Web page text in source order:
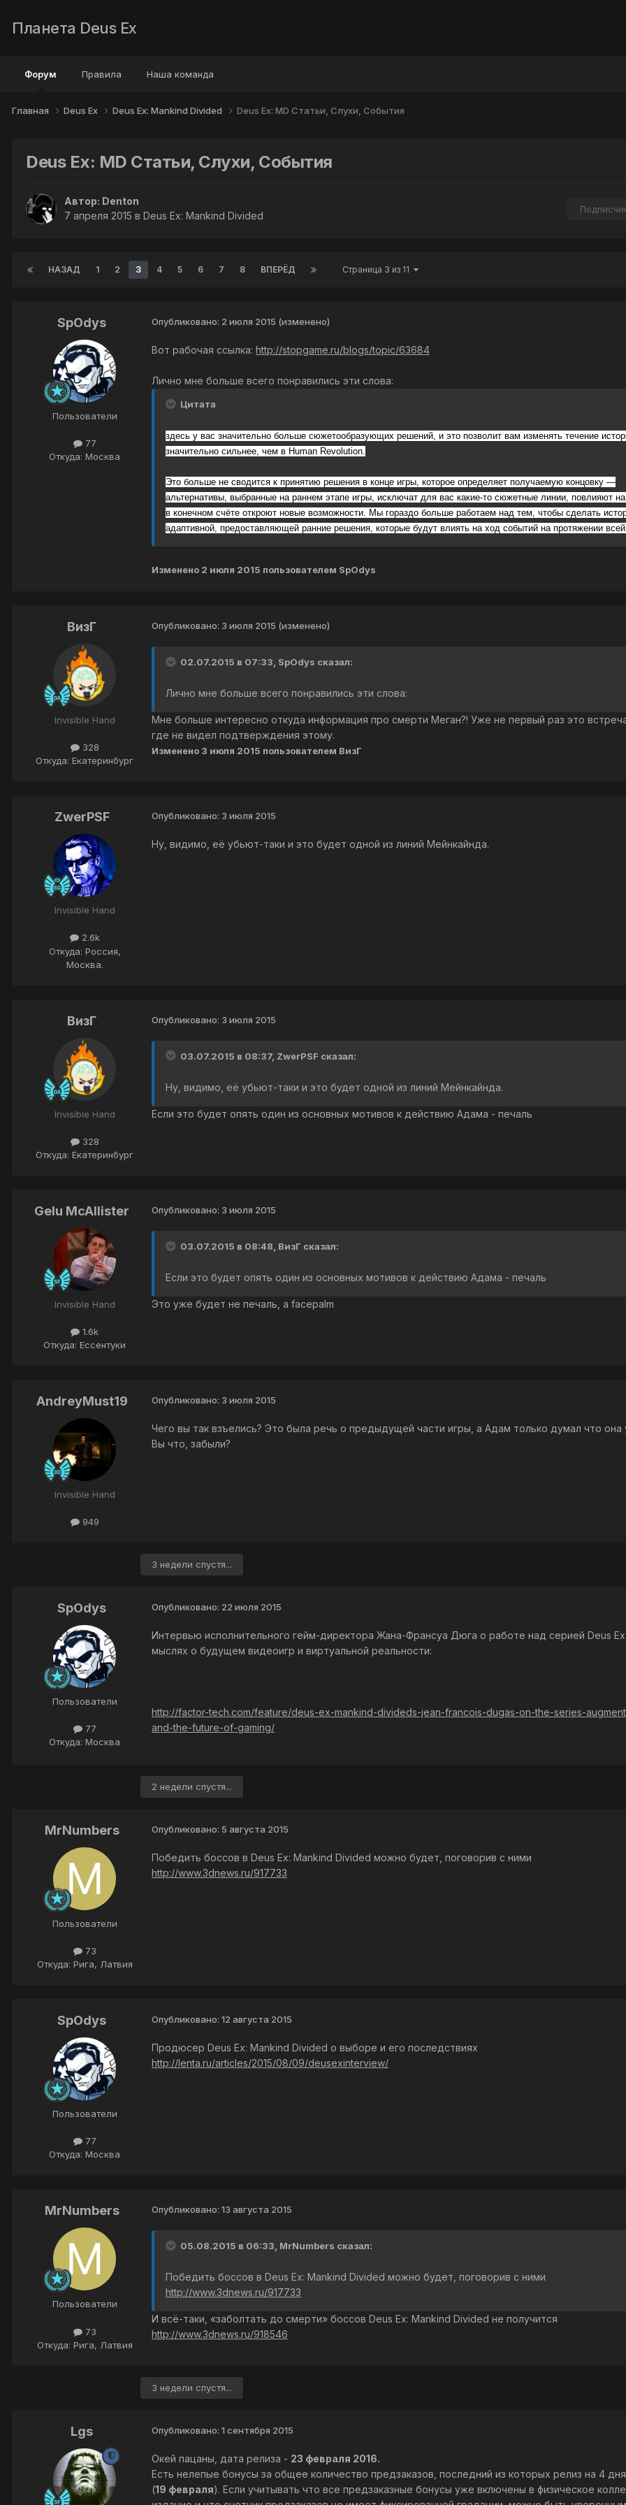
Планета Deus Ex
Форум Правила Наша команда
Главная Deus Ex Deus Ex: Mankind Divided Deus Ex: MD Статьи, Слухи, События
Deus Ex: MD Статьи, Слухи, События
Автор: Denton
7 апреля 2015 в Deus Ex: Mankind Divided
НАЗАД 1 2 3 4 5 6 7 8 ВПЕРЁД Страница 3 из 11
SpOdys
Пользователи
77
Откуда: Москва
Опубликовано: 2 июля 2015 (изменено)
Вот рабочая ссылка: http://stopgame.ru/blogs/topic/63684
Лично мне больше всего понравились эти слова:
Цитата
здесь у вас значительно больше сюжетообразующих решений, и это позволит вам изменять течение
значительно сильнее, чем в Human Revolution.
Это больше не сводится к принятию решения в конце игры, которое определяет получаемую концовку —
альтернативы, выбранные на раннем этапе игры, исключат для вас какие-то сюжетные линии, повлияют
в конечном счёте откроют новые возможности. Мы гораздо больше работаем над тем, чтобы сделать
адаптивной, предоставляющей ранние решения, которые будут влиять на ход событий на протяжении
Изменено 2 июля 2015 пользователем SpOdys
ВизГ
Invisible Hand
328
Откуда: Екатеринбург
Опубликовано: 3 июля 2015 (изменено)
02.07.2015 в 07:33, SpOdys сказал:
Лично мне больше всего понравились эти слова:
Мне больше интересно откуда информация про смерти Меган?! Уже не первый раз это
где не видел подтверждения этому.
Изменено 3 июля 2015 пользователем ВизГ
ZwerPSF
Invisible Hand
2.6k
Откуда: Россия,
Москва.
Опубликовано: 3 июля 2015
Ну, видимо, её убьют-таки и это будет одной из линий Мейнкайнда.
ВизГ
Invisible Hand
328
Откуда: Екатеринбург
Опубликовано: 3 июля 2015
03.07.2015 в 08:37, ZwerPSF сказал:
Ну, видимо, её убьют-таки и это будет одной из линий Мейнкайнда.
Если это будет опять один из основных мотивов к действию Адама - печаль
Gelu McAllister
Invisible Hand
1.6k
Откуда: Ессентуки
Опубликовано: 3 июля 2015
03.07.2015 в 08:48, ВизГ сказал:
Если это будет опять один из основных мотивов к действию Адама - печаль
Это уже будет не печаль, а facepalm
AndreyMust19
Invisible Hand
949
Опубликовано: 3 июля 2015
Чего вы так взъелись? Это была речь о предыдущей части игры, а Адам только думал что она
Вы что, забыли?
3 недели спустя...
SpOdys
Пользователи
77
Откуда: Москва
Опубликовано: 22 июля 2015
Интервью исполнительного гейм-директора Жана-Франсуа Дюга о работе над серией Deus Ex
мыслях о будущем видеоигр и виртуальной реальности:
http://factor-tech.com/feature/deus-ex-mankind-divideds-jean-francois-dugas-on-the-series-
and-the-future-of-gaming/
2 недели спустя...
MrNumbers
Пользователи
73
Откуда: Рига, Латвия
Опубликовано: 5 августа 2015
Победить боссов в Deus Ex: Mankind Divided можно будет, поговорив с ними
http://www.3dnews.ru/917733
SpOdys
Пользователи
77
Откуда: Москва
Опубликовано: 12 августа 2015
Продюсер Deus Ex: Mankind Divided о выборе и его последствиях
http://lenta.ru/articles/2015/08/09/deusexinterview/
MrNumbers
Пользователи
73
Откуда: Рига, Латвия
Опубликовано: 13 августа 2015
05.08.2015 в 06:33, MrNumbers сказал:
Победить боссов в Deus Ex: Mankind Divided можно будет, поговорив с ними
http://www.3dnews.ru/917733
И всё-таки, «заболтать до смерти» боссов Deus Ex: Mankind Divided не получится
http://www.3dnews.ru/918546
3 недели спустя...
Lgs Опубликовано: 1 сентября 2015
Окей пацаны, дата релиза - 23 февраля 2016.
Есть нелепые бонусы за общее количество предзаказов, последний из которых релиз на 4
(19 февраля). Если учитывать что все предзаказные бонусы уже включены в физическое